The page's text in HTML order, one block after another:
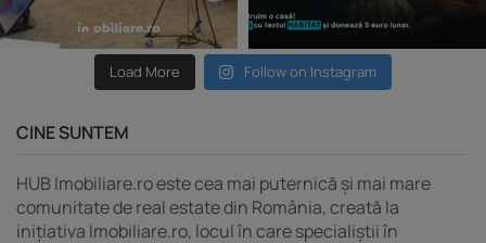
Load More Follow on Instagram
CINE SUNTEM
HUB Imobiliare.ro este cea mai puternică și mai mare
comunitate de real estate din România, creată la
inițiativa Imobiliare.ro, locul în care specialiștii în